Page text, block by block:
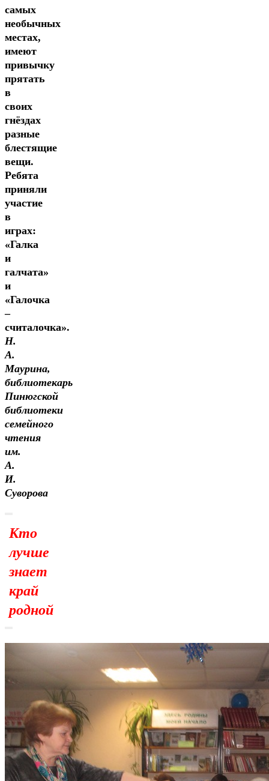
самых
необычных
местах,
имеют
привычку
прятать
в
своих
гнёздах
разные
блестящие
вещи.
Ребята
приняли
участие
в
играх:
«Галка
и
галчата»
и
«Галочка
–
считалочка».
Н.
А.
Маурина,
библиотекарь
Пинюгской
библиотеки
семейного
чтения
им.
А.
И.
Суворова
Кто
лучше
знает
край
родной